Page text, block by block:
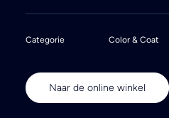
Categorie Color & Coat
Naar de online winkel